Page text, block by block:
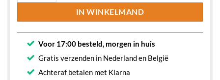
IN WINKELMAND
Voor 17:00 besteld, morgen in huis
Gratis verzenden in Nederland en België
Achteraf betalen met Klarna